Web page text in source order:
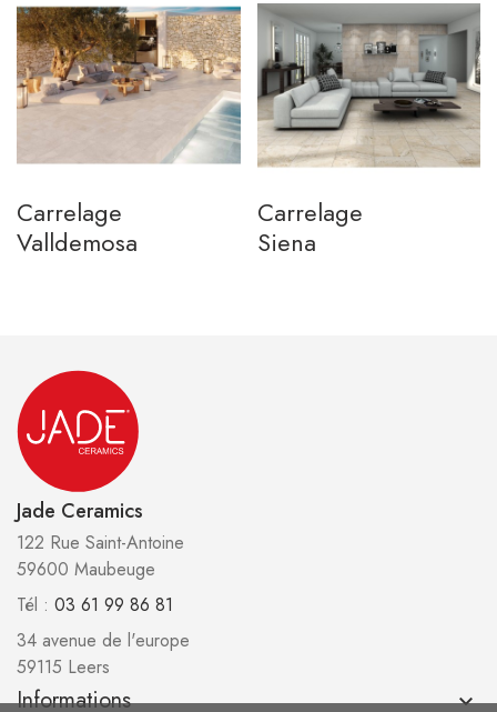
Carrelage
Valldemosa
Carrelage
Siena
Jade Ceramics
122 Rue Saint-Antoine
59600 Maubeuge
Tél : 03 61 99 86 81
34 avenue de l'europe
59115 Leers
Informations keyboard_arrow_down